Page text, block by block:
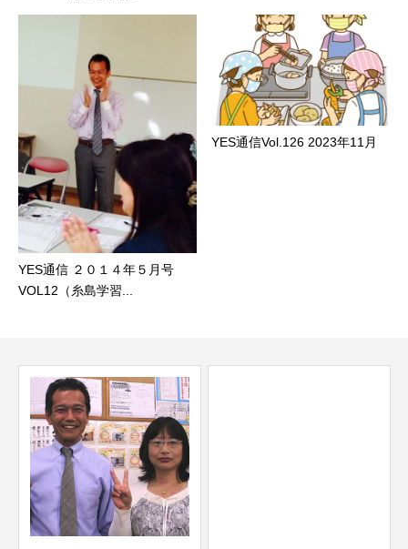
YES通信 ２０１４年５月号
VOL12（糸島学習...
YES通信Vol.126 2023年11月